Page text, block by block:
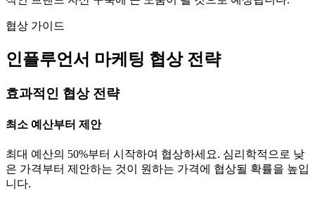
협상 가이드
인플루언서 마케팅 협상 전략
효과적인 협상 전략
최소 예산부터 제안
최대 예산의 50%부터 시작하여 협상하세요. 심리학적으로 낮
은 가격부터 제안하는 것이 원하는 가격에 협상될 확률을 높입
니다.